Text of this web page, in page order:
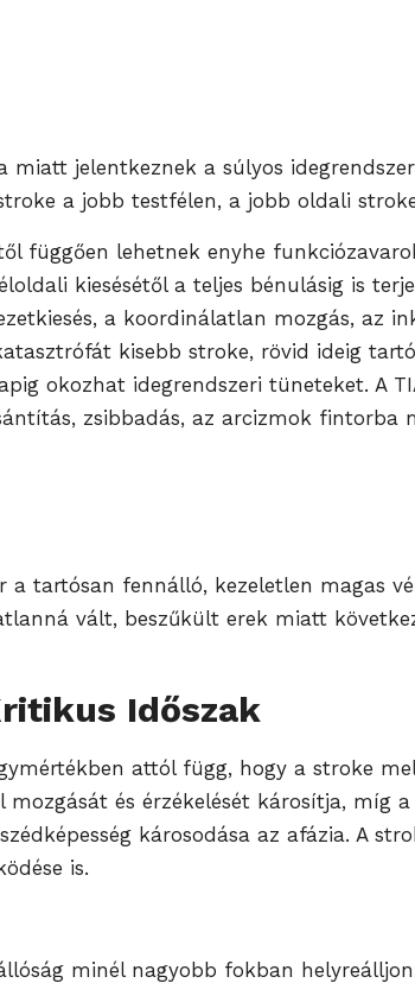
miatt jelentkeznek a súlyos
a jobb testfélen, a jobb oldali
függően lehetnek enyhe
kiesésétől a teljes bénulásig is
a koordinálatlan mozgás, az
kisebb stroke, rövid ideig
okozhat idegrendszeri tüneteket. A
zsibbadás, az arcizmok fintorba
tartósan fennálló, kezeletlen magas
vált, beszűkült erek miatt
Időszak
attól függ, hogy a stroke
és érzékelését károsítja, míg
károsodása az afázia. A
is.
minél nagyobb fokban